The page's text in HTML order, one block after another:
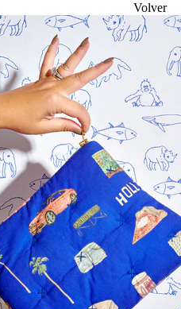
Volver